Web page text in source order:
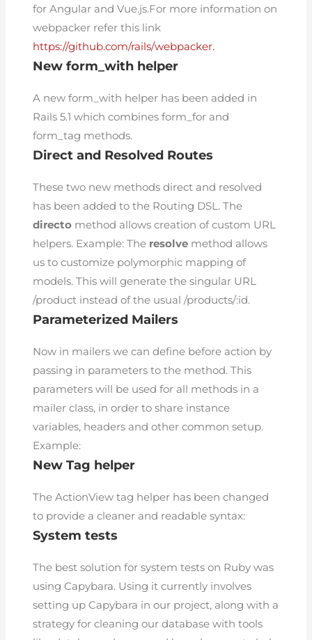
for Angular and Vue.js.For more information on
webpacker refer this link
https://github.com/rails/webpacker.
New form_with helper
A new form_with helper has been added in
Rails 5.1 which combines form_for and
form_tag methods.
Direct and Resolved Routes
These two new methods direct and resolved
has been added to the Routing DSL. The
directo method allows creation of custom URL
helpers. Example: The resolve method allows
us to customize polymorphic mapping of
models. This will generate the singular URL
/product instead of the usual /products/:id.
Parameterized Mailers
Now in mailers we can define before action by
passing in parameters to the method. This
parameters will be used for all methods in a
mailer class, in order to share instance
variables, headers and other common setup.
Example:
New Tag helper
The ActionView tag helper has been changed
to provide a cleaner and readable syntax:
System tests
The best solution for system tests on Ruby was
using Capybara. Using it currently involves
setting up Capybara in our project, along with a
strategy for cleaning our database with tools